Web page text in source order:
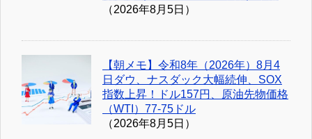
（2026年8月5日）
【朝メモ】令和8年（2026年）8月4
日ダウ、ナスダック大幅続伸、SOX
指数上昇！ドル157円、原油先物価格
（WTI）77-75ドル
（2026年8月5日）